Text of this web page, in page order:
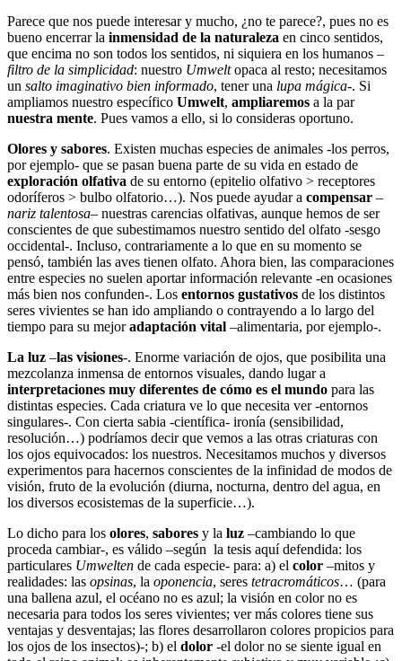
Parece que nos puede interesar y mucho, ¿no te parece?, pues no es
bueno encerrar la inmensidad de la naturaleza en cinco sentidos,
que encima no son todos los sentidos, ni siquiera en los humanos –
filtro de la simplicidad: nuestro Umweltopaca al resto; necesitamos
un salto imaginativo bien informado, tener una lupa mágica-. Si
ampliamos nuestro específico Umwelt, ampliaremos a la par
nuestra mente. Pues vamos a ello, si lo consideras oportuno.
Olores y sabores. Existen muchas especies de animales -los perros,
por ejemplo- que se pasan buena parte de su vida en estado de
exploración olfativa de su entorno (epitelio olfativo > receptores
odoríferos > bulbo olfatorio…). Nos puede ayudar a compensar –
nariz talentosa– nuestras carencias olfativas, aunque hemos de ser
conscientes de que subestimamos nuestro sentido del olfato -sesgo
occidental-. Incluso, contrariamente a lo que en su momento se
pensó, también las aves tienen olfato. Ahora bien, las comparaciones
entre especies no suelen aportar información relevante -en ocasiones
más bien nos confunden-. Los entornos gustativos de los distintos
seres vivientes se han ido ampliando o contrayendo a lo largo del
tiempo para su mejoradaptación vital –alimentaria, por ejemplo-.
La luz –las visiones-. Enorme variación de ojos, que posibilita una
mezcolanza inmensa de entornos visuales, dando lugar a
interpretaciones muy diferentes de cómo es el mundo para las
distintas especies. Cada criatura ve lo que necesita ver -entornos
singulares-. Con cierta sabia -científica- ironía (sensibilidad,
resolución…) podríamos decir que vemos a las otras criaturas con
los ojos equivocados: los nuestros. Necesitamos muchos y diversos
experimentos para hacernos conscientes de la infinidad de modos de
visión, fruto de la evolución (diurna, nocturna, dentro del agua, en
los diversos ecosistemas de la superficie…).
Lo dicho para los olores, sabores y la luz –cambiando lo que
proceda cambiar-, es válido –según la tesis aquí defendida: los
particulares Umwelten de cada especie- para: a) el color –mitos y
realidades: las opsinas, la oponencia, seres tetracromáticos… (para
una ballena azul, el océano no es azul; la visión en color no es
necesaria para todos los seres vivientes; ver más colores tiene sus
ventajas y desventajas; las flores desarrollaron colores propicios para
los ojos de los insectos)-; b) el dolor -el dolor no se siente igual en